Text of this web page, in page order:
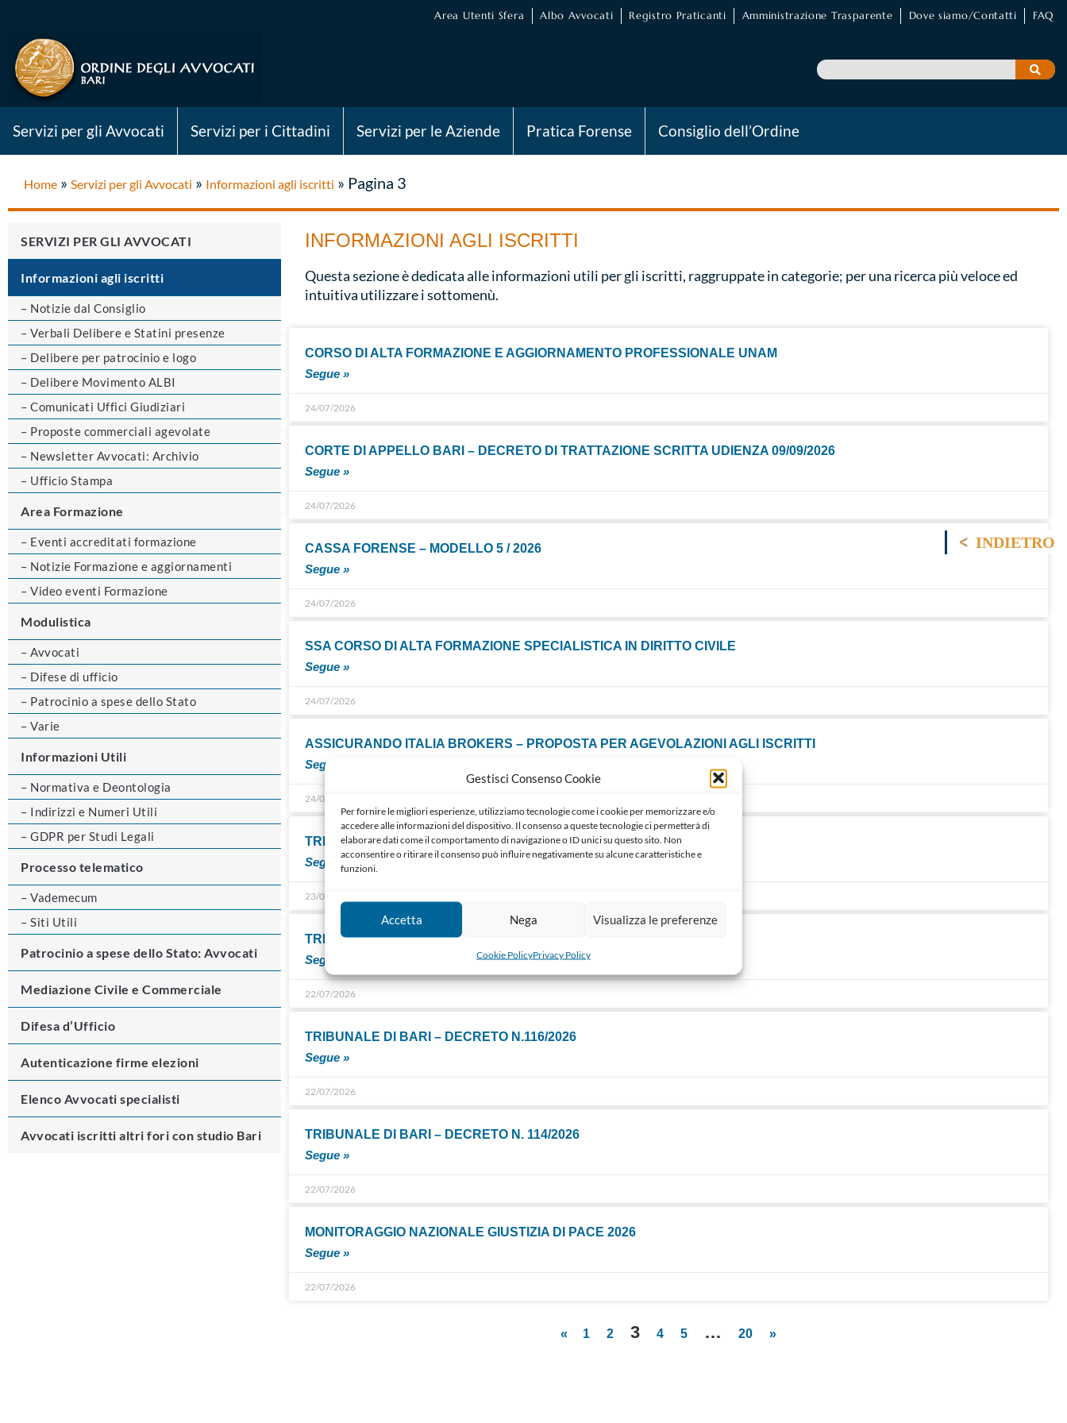
Gestisci Consenso Cookie
Per fornire le migliori esperienze, utilizziamo tecnologie come i cookie per memorizzare e/o
accedere alle informazioni del dispositivo. Il consenso a queste tecnologie ci permetterà di
elaborare dati come il comportamento di navigazione o ID unici su questo sito. Non
acconsentire o ritirare il consenso può influire negativamente su alcune caratteristiche e
funzioni.
Accetta Nega Visualizza le preferenze
Cookie PolicyPrivacy Policy
Area Utenti Sfera Albo Avvocati Registro Praticanti Amministrazione Trasparente Dove siamo/Contatti FAQ
Servizi per gli Avvocati Servizi per i Cittadini Servizi per le Aziende Pratica Forense Consiglio dell’Ordine
Home » Servizi per gli Avvocati » Informazioni agli iscritti » Pagina 3
SERVIZI PER GLI AVVOCATI
Informazioni agli iscritti
– Notizie dal Consiglio
– Verbali Delibere e Statini presenze
– Delibere per patrocinio e logo
– Delibere Movimento ALBI
– Comunicati Uffici Giudiziari
– Proposte commerciali agevolate
– Newsletter Avvocati: Archivio
– Ufficio Stampa
Area Formazione
– Eventi accreditati formazione
– Notizie Formazione e aggiornamenti
– Video eventi Formazione
Modulistica
– Avvocati
– Difese di ufficio
– Patrocinio a spese dello Stato
– Varie
Informazioni Utili
– Normativa e Deontologia
– Indirizzi e Numeri Utili
– GDPR per Studi Legali
Processo telematico
– Vademecum
– Siti Utili
Patrocinio a spese dello Stato: Avvocati
Mediazione Civile e Commerciale
Difesa d’Ufficio
Autenticazione firme elezioni
Elenco Avvocati specialisti
Avvocati iscritti altri fori con studio Bari
INFORMAZIONI AGLI ISCRITTI
Questa sezione è dedicata alle informazioni utili per gli iscritti, raggruppate in categorie; per una ricerca più veloce ed
intuitiva utilizzare i sottomenù.
CORSO DI ALTA FORMAZIONE E AGGIORNAMENTO PROFESSIONALE UNAM
Segue »
24/07/2026
CORTE DI APPELLO BARI – DECRETO DI TRATTAZIONE SCRITTA UDIENZA 09/09/2026
Segue »
24/07/2026
CASSA FORENSE – MODELLO 5 / 2026
Segue »
24/07/2026
SSA CORSO DI ALTA FORMAZIONE SPECIALISTICA IN DIRITTO CIVILE
Segue »
24/07/2026
ASSICURANDO ITALIA BROKERS – PROPOSTA PER AGEVOLAZIONI AGLI ISCRITTI
Segue »
24/07/2026
TRIBUNALE DI BARI DECRETO N.117/2026
Segue »
23/07/2026
TRIBUNALE DI BARI – DECRETO N.119/2026
Segue »
22/07/2026
TRIBUNALE DI BARI – DECRETO N.116/2026
Segue »
22/07/2026
TRIBUNALE DI BARI – DECRETO N. 114/2026
Segue »
22/07/2026
MONITORAGGIO NAZIONALE GIUSTIZIA DI PACE 2026
Segue »
22/07/2026
« 1 2 3 4 5 … 20 »
INDIETRO